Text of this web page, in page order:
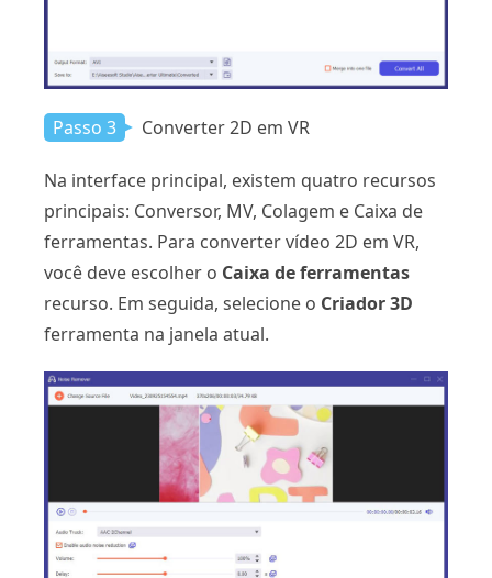
Passo 3 Converter 2D em VR
Na interface principal, existem quatro recursos
principais: Conversor, MV, Colagem e Caixa de
ferramentas. Para converter vídeo 2D em VR,
você deve escolher o Caixa de ferramentas
recurso. Em seguida, selecione o Criador 3D
ferramenta na janela atual.